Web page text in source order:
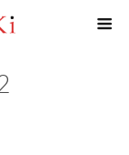
花屋四季